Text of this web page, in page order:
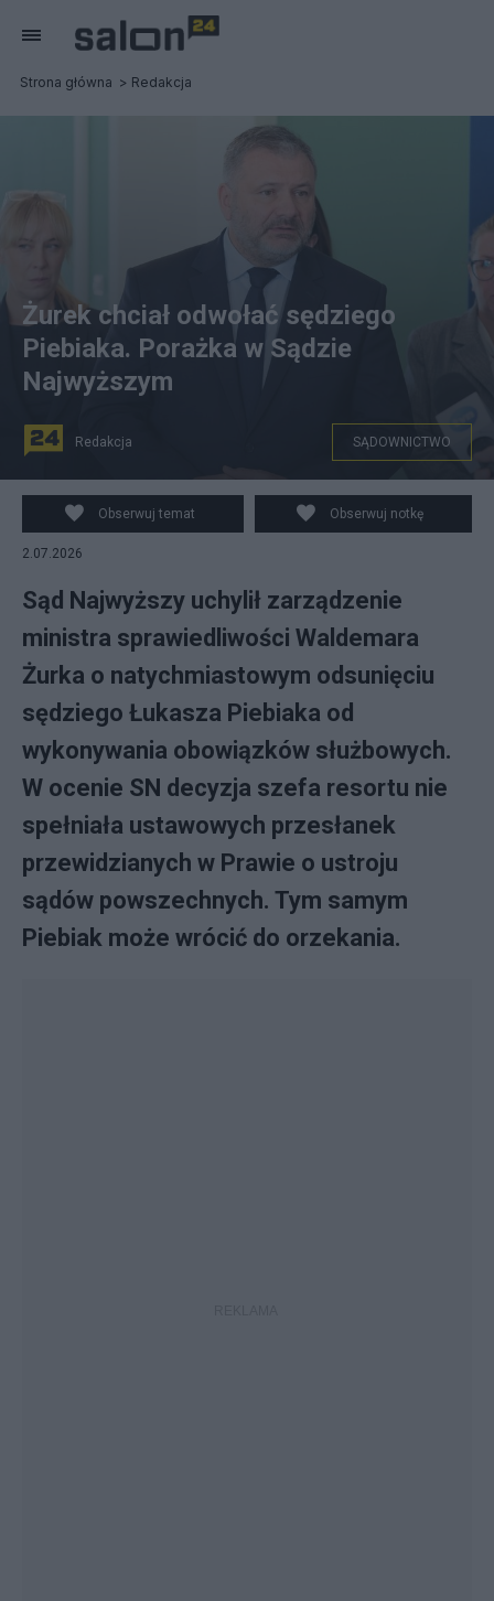
Strona główna Redakcja
Żurek chciał odwołać sędziego
Piebiaka. Porażka w Sądzie
Najwyższym
Redakcja SĄDOWNICTWO
Obserwuj temat Obserwuj notkę
2.07.2026
Sąd Najwyższy uchylił zarządzenie
ministra sprawiedliwości Waldemara
Żurka o natychmiastowym odsunięciu
sędziego Łukasza Piebiaka od
wykonywania obowiązków służbowych.
W ocenie SN decyzja szefa resortu nie
spełniała ustawowych przesłanek
przewidzianych w Prawie o ustroju
sądów powszechnych. Tym samym
Piebiak może wrócić do orzekania.